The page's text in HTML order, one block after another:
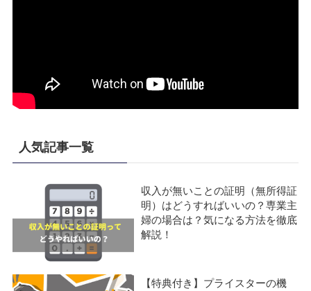
人気記事一覧
収入が無いことの証明（無所得証
明）はどうすればいいの？専業主
婦の場合は？気になる方法を徹底
解説！
【特典付き】プライスターの機